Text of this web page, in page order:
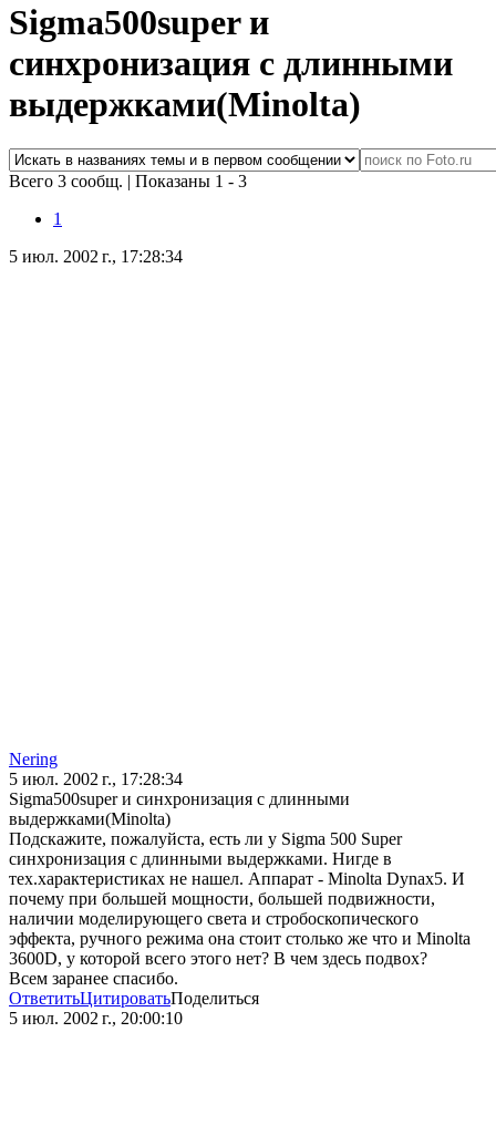
Sigma500super и
синхронизация с длинными
выдержками(Minolta)
Всего 3 сообщ. | Показаны 1 - 3
1
5 июл. 2002 г., 17:28:34
Nering
5 июл. 2002 г., 17:28:34
Sigma500super и синхронизация с длинными
выдержками(Minolta)
Подскажите, пожалуйста, есть ли у Sigma 500 Super
синхронизация с длинными выдержками. Нигде в
тех.характеристиках не нашел. Аппарат - Minolta Dynax5. И
почему при большей мощности, большей подвижности,
наличии моделирующего света и стробоскопического
эффекта, ручного режима она стоит столько же что и Minolta
3600D, у которой всего этого нет? В чем здесь подвох?
Всем заранее спасибо.
ОтветитьЦитироватьПоделиться
5 июл. 2002 г., 20:00:10